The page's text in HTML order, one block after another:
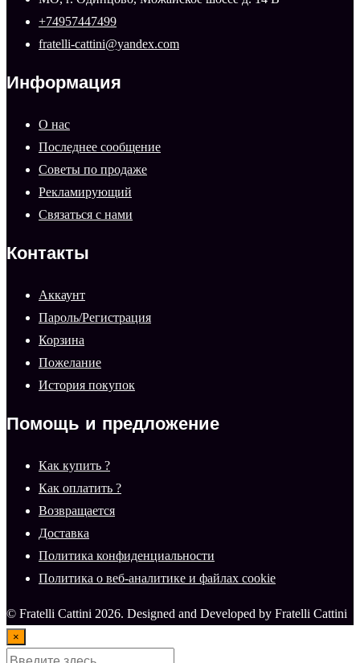
+74957447499
fratelli-cattini@yandex.com
Информация
О нас
Последнее сообщение
Советы по продаже
Рекламирующий
Связаться с нами
Контакты
Аккаунт
Пароль/Регистрация
Корзина
Пожелание
История покупок
Помощь и предложение
Как купить ?
Как оплатить ?
Возвращается
Доставка
Политика конфиденциальности
Политика о веб-аналитике и файлах cookie
© Fratelli Cattini 2026. Designed and Developed by Fratelli Cattini
×